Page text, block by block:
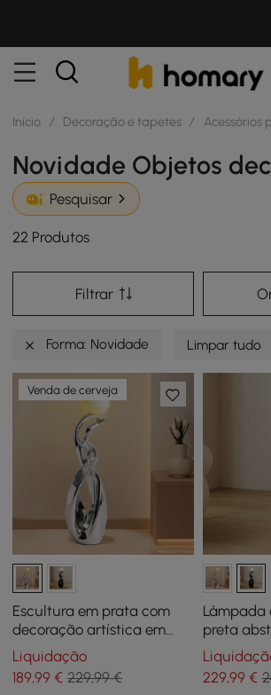
Início / Decoração e tapetes / Acessórios
Novidade Objetos
Pesquisar
22 Produtos
Filtrar
Forma: Novidade Limpar tudo
Venda de cerveja
Escultura em prata com
decoração artística em
esfera iluminada
Liquidação
189,99 € 229,99 €
Lâmpada
preta
com bola
controle
229,99€